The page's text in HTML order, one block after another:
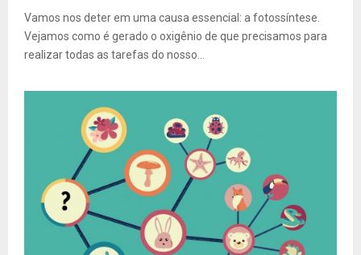
Vamos nos deter em uma causa essencial: a fotossíntese.
Vejamos como é gerado o oxigênio de que precisamos para
realizar todas as tarefas do nosso...